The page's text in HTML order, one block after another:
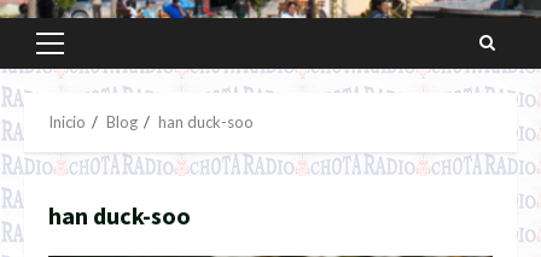
Menú
principal
Inicio Blog han duck-soo
han duck-soo